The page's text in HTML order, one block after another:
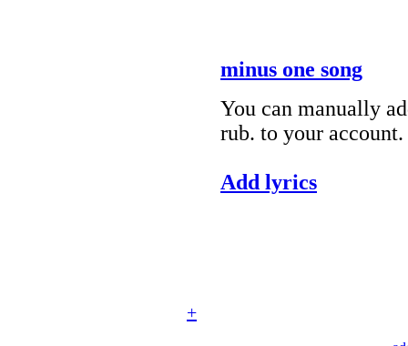
minus one song
You can manually
rub. to your account.
Add lyrics
+